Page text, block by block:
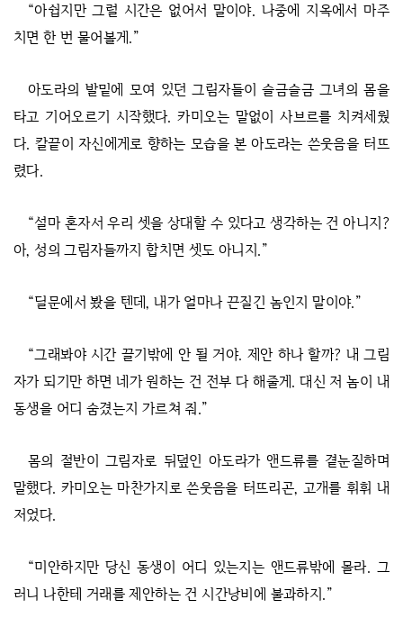
“아쉽지만 그럴 시간은 없어서 말이야. 나중에 지옥에서 마주
치면 한 번 물어볼게.”
아도라의 발밑에 모여 있던 그림자들이 슬금슬금 그녀의 몸을
타고 기어오르기 시작했다. 카미오는 말없이 사브르를 치켜세웠
다. 칼끝이 자신에게로 향하는 모습을 본 아도라는 쓴웃음을 터뜨
렸다.
“설마 혼자서 우리 셋을 상대할 수 있다고 생각하는 건 아니지?
아, 성의 그림자들까지 합치면 셋도 아니지.”
“딜문에서 봤을 텐데, 내가 얼마나 끈질긴 놈인지 말이야.”
“그래봐야 시간 끌기밖에 안 될 거야. 제안 하나 할까? 내 그림
자가 되기만 하면 네가 원하는 건 전부 다 해줄게. 대신 저 놈이 내
동생을 어디 숨겼는지 가르쳐 줘.”
몸의 절반이 그림자로 뒤덮인 아도라가 앤드류를 곁눈질하며
말했다. 카미오는 마찬가지로 쓴웃음을 터뜨리곤, 고개를 휘휘 내
저었다.
“미안하지만 당신 동생이 어디 있는지는 앤드류밖에 몰라. 그
러니 나한테 거래를 제안하는 건 시간낭비에 불과하지.”